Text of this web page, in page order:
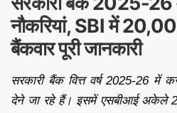
नौकरियां, SBI में
बैंकवार पूरी जानकारी
सरकारी बैंक वित्त वर्ष 2025-26 में
देने जा रहे हैं। इसमें एसबीआई अकेले